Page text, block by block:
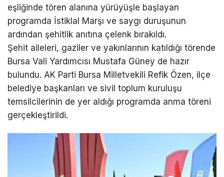
eşliğinde tören alanına yürüyüşle başlayan
programda İstiklal Marşı ve saygı duruşunun
ardından şehitlik anıtına çelenk bırakıldı.
Şehit aileleri, gaziler ve yakınlarının katıldığı törende
Bursa Vali Yardımcısı Mustafa Güney de hazır
bulundu. AK Parti Bursa Milletvekili Refik Özen, ilçe
belediye başkanları ve sivil toplum kuruluşu
temsilcilerinin de yer aldığı programda anma töreni
gerçekleştirildi.